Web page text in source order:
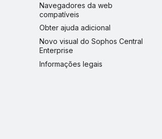
Navegadores da web
compatíveis
Obter ajuda adicional
Novo visual do Sophos Central
Enterprise
Informações legais